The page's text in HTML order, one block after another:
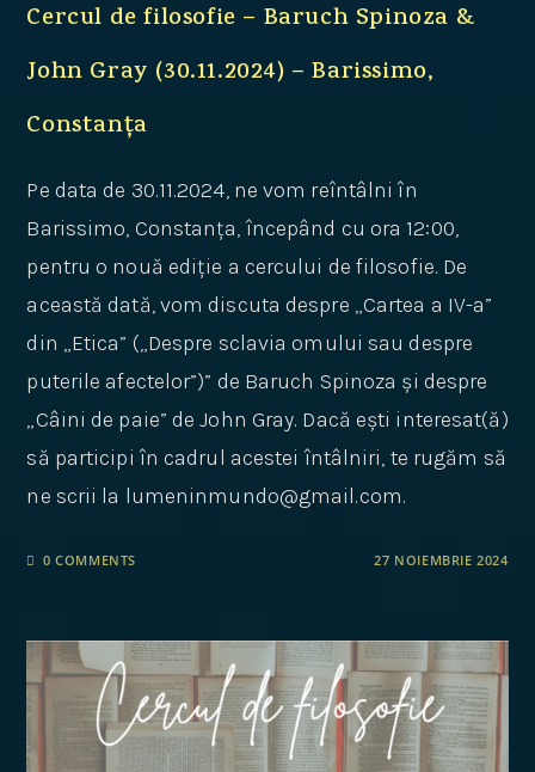
Cercul de filosofie – Baruch Spinoza &
John Gray (30.11.2024) – Barissimo,
Constanța
Pe data de 30.11.2024, ne vom reîntâlni în
Barissimo, Constanța, începând cu ora 12:00,
pentru o nouă ediție a cercului de filosofie. De
această dată, vom discuta despre „Cartea a IV-a”
din „Etica” („Despre sclavia omului sau despre
puterile afectelor”)” de Baruch Spinoza și despre
„Câini de paie” de John Gray. Dacă ești interesat(ă)
să participi în cadrul acestei întâlniri, te rugăm să
ne scrii la lumeninmundo@gmail.com.
0 COMMENTS 27 NOIEMBRIE 2024